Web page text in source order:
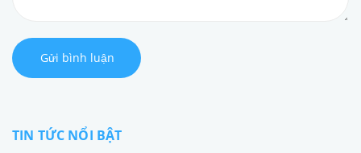
Gửi bình luận
TIN TỨC NỔI BẬT